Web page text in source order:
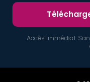
Accès immédiat.